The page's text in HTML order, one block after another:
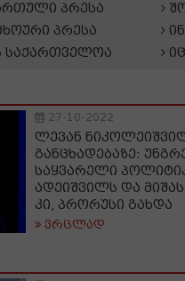
პრესა
პრესა
საქართველოა
27-10-2022
ლევან
განცხადებაზე:
საყვარელი
ადეიშვილს და
კი, პრორუსი გახდა
ვრცლად